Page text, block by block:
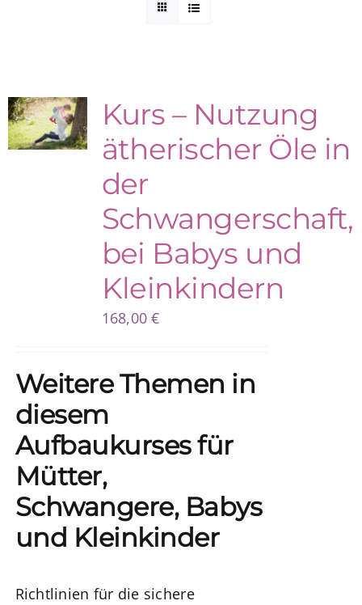
Shop
Kurs – Nutzung
ätherischer Öle in
der
Schwangerschaft,
bei Babys und
Kleinkindern
168,00€
Weitere Themen in
diesem
Aufbaukurses für
Mütter,
Schwangere, Babys
und Kleinkinder
Richtlinien für die sichere